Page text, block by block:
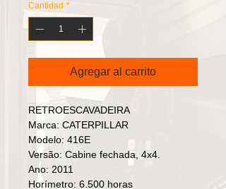
Cantidad *
Agregar al carrito
RETROESCAVADEIRA
Marca: CATERPILLAR
Modelo: 416E
Versão: Cabine fechada, 4x4.
Ano: 2011
Horímetro: 6.500 horas